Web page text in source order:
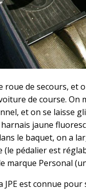
roue de secours, et
de course.
et on se laisse
jaune
le baquet, on a
pédalier est
marque Personal
est connue